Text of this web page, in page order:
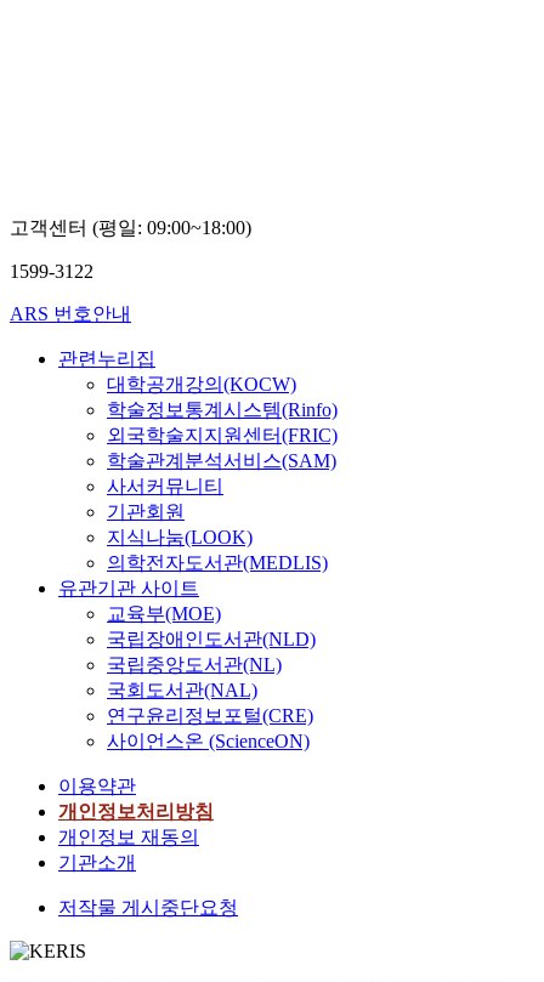
고객센터 (평일: 09:00~18:00)
1599-3122
ARS 번호안내
관련누리집
대학공개강의(KOCW)
학술정보통계시스템(Rinfo)
외국학술지지원센터(FRIC)
학술관계분석서비스(SAM)
사서커뮤니티
기관회원
지식나눔(LOOK)
의학전자도서관(MEDLIS)
유관기관 사이트
교육부(MOE)
국립장애인도서관(NLD)
국립중앙도서관(NL)
국회도서관(NAL)
연구윤리정보포털(CRE)
사이언스온 (ScienceON)
이용약관
개인정보처리방침
개인정보 재동의
기관소개
저작물 게시중단요청